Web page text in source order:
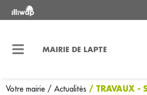
MAIRIE DE LAPTE
Votre mairie / Actualités / TRAVAUX